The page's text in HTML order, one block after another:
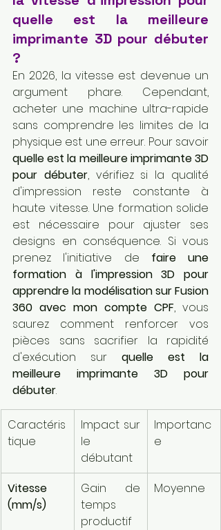
quelle est la meilleure
imprimante 3D pour débuter
?
En 2026, la vitesse est devenue un
argument phare. Cependant,
acheter une machine ultra-rapide
sans comprendre les limites de la
quelle est la meilleure imprimante 3D
pour débuter, vérifiez si la qualité
d'impression reste constante à
haute vitesse. Une formation solide
est nécessaire pour ajuster ses
designs en conséquence. Si vous
prenez l'initiative de faire une
formation à l'impression 3D pour
apprendre la modélisation sur Fusion
360 avec mon compte CPF, vous
saurez comment renforcer vos
pièces sans sacrifier la rapidité
d'exécution sur quelle est la
meilleure imprimante 3D pour
débuter.
Caractéris
tique
Impact sur
le
débutant
Importanc
e
Vitesse
(mm/s)
Gain de
temps
productif
Moyenne